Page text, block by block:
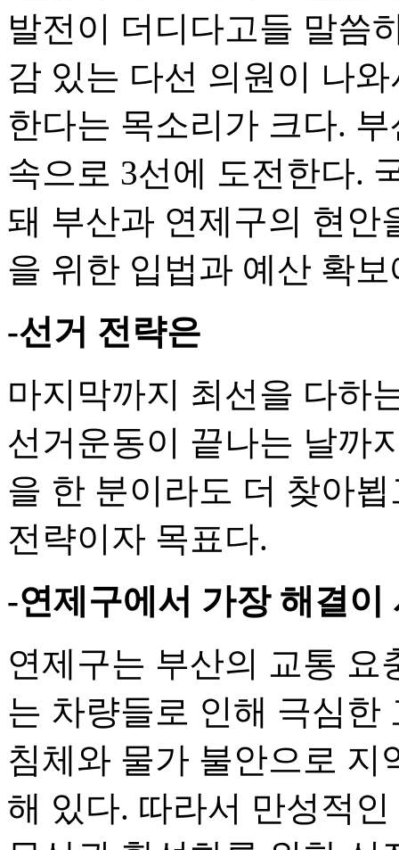
발전이 더디다고들 말씀
감 있는 다선 의원이 나
한다는 목소리가 크다.
속으로 3선에 도전한다.
돼 부산과 연제구의 현안
을 위한 입법과 예산 확
-선거 전략은
마지막까지 최선을 다하
선거운동이 끝나는 날까
을 한 분이라도 더 찾아
전략이자 목표다.
-연제구에서 가장 해결이
연제구는 부산의 교통
는 차량들로 인해 극심한
침체와 물가 불안으로 지
해 있다. 따라서 만성적